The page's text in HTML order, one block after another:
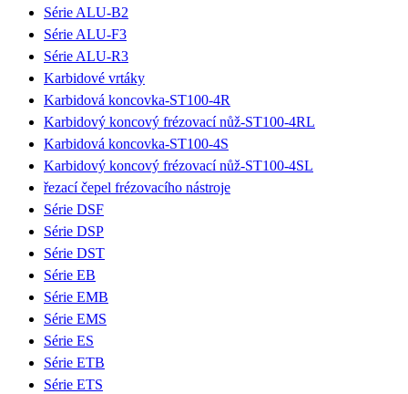
Série ALU-B2
Série ALU-F3
Série ALU-R3
Karbidové vrtáky
Karbidová koncovka-ST100-4R
Karbidový koncový frézovací nůž-ST100-4RL
Karbidová koncovka-ST100-4S
Karbidový koncový frézovací nůž-ST100-4SL
řezací čepel frézovacího nástroje
Série DSF
Série DSP
Série DST
Série EB
Série EMB
Série EMS
Série ES
Série ETB
Série ETS